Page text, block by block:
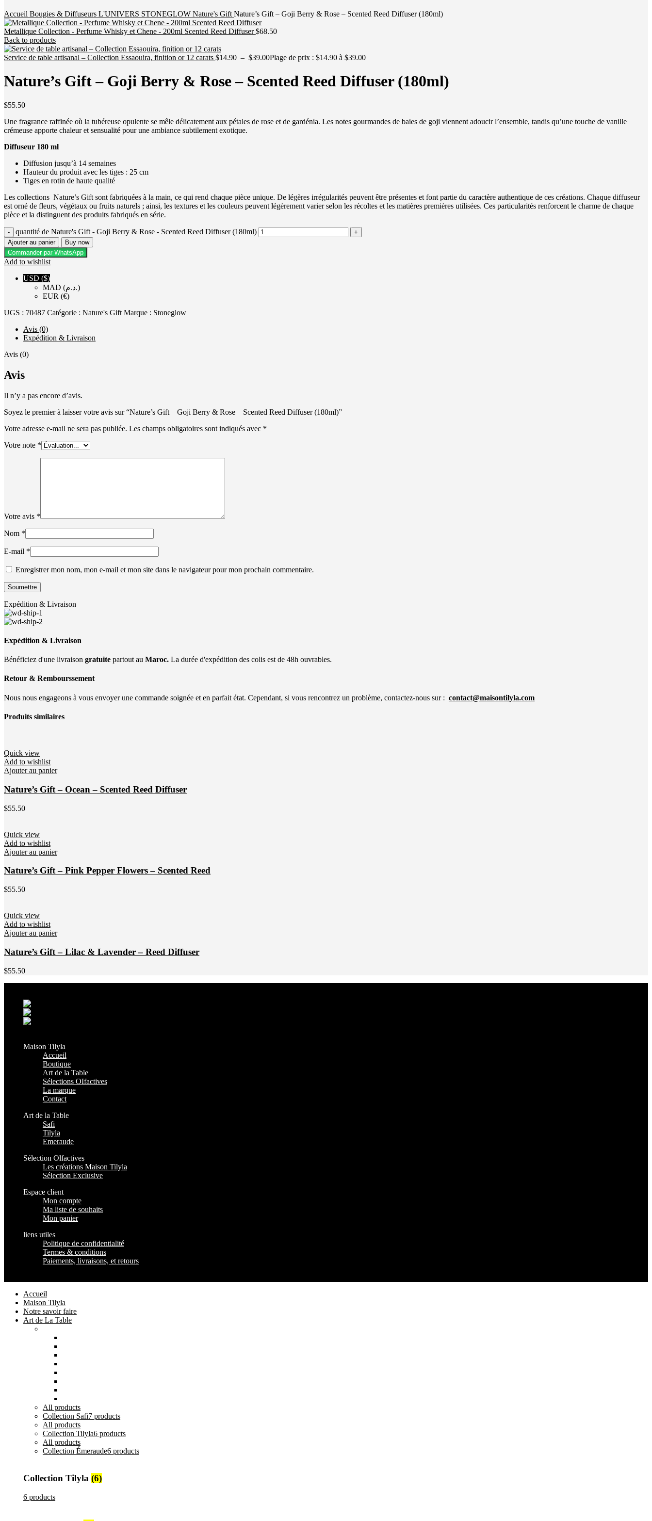
Accueil Bougies & Diffuseurs L'UNIVERS STONEGLOW Nature's Gift Nature’s Gift – Goji Berry & Rose – Scented Reed Diffuser (180ml)
Metallique Collection - Perfume Whisky et Chene - 200ml Scented Reed Diffuser$68.50
Back to products
Service de table artisanal – Collection Essaouira, finition or 12 carats $14.90 – $39.00Plage de prix : $14.90 à $39.00
Nature’s Gift – Goji Berry & Rose – Scented Reed Diffuser (180ml)
$55.50
Une fragrance raffinée où la tubéreuse opulente se mêle délicatement aux pétales de rose et de gardénia. Les notes gourmandes de baies de goji viennent adoucir l’ensemble, tandis qu’une touche de vanille
crémeuse apporte chaleur et sensualité pour une ambiance subtilement exotique.
Diffuseur 180 ml
Diffusion jusqu’à 14 semaines
Hauteur du produit avec les tiges : 25 cm
Tiges en rotin de haute qualité
Les collections Nature’s Gift sont fabriquées à la main, ce qui rend chaque pièce unique. De légères irrégularités peuvent être présentes et font partie du caractère authentique de ces créations. Chaque diffuseur
est orné de fleurs, végétaux ou fruits naturels ; ainsi, les textures et les couleurs peuvent légèrement varier selon les récoltes et les matières premières utilisées. Ces particularités renforcent le charme de chaque
pièce et la distinguent des produits fabriqués en série.
quantité de Nature's Gift - Goji Berry & Rose - Scented Reed Diffuser (180ml)
Ajouter au panier
Buy now
Commander par WhatsApp
Add to wishlist
USD ($)
MAD (د.م.)
EUR (€)
UGS : 70487 Catégorie : Nature's Gift Marque : Stoneglow
Avis (0)
Expédition & Livraison
Avis (0)
Avis
Il n’y a pas encore d’avis.
Soyez le premier à laisser votre avis sur “Nature’s Gift – Goji Berry & Rose – Scented Reed Diffuser (180ml)”
Votre adresse e-mail ne sera pas publiée. Les champs obligatoires sont indiqués avec *
Votre note *
Votre avis *
Nom *
E-mail *
Enregistrer mon nom, mon e-mail et mon site dans le navigateur pour mon prochain commentaire.
Expédition & Livraison
Expédition & Livraison
Bénéficiez d'une livraison gratuite partout au Maroc. La durée d'expédition des colis est de 48h ouvrables.
Retour & Rembourssement
Nous nous engageons à vous envoyer une commande soignée et en parfait état. Cependant, si vous rencontrez un problème, contactez-nous sur : contact@maisontilyla.com
Produits similaires
Quick view
Add to wishlist
Ajouter au panier
Nature’s Gift – Ocean – Scented Reed Diffuser
$55.50
Quick view
Add to wishlist
Ajouter au panier
Nature’s Gift – Pink Pepper Flowers – Scented Reed
$55.50
Quick view
Add to wishlist
Ajouter au panier
Nature’s Gift – Lilac & Lavender – Reed Diffuser
$55.50
Maison Tilyla
Accueil
Boutique
Art de la Table
Sélections OIfactives
La marque
Contact
Art de la Table
Safi
Tilyla
Emeraude
Sélection Olfactives
Les créations Maison Tilyla
Sélection Exclusive
Espace client
Mon compte
Ma liste de souhaits
Mon panier
liens utiles
Politique de confidentialité
Termes & conditions
Paiements, livraisons, et retours
Accueil
Maison Tilyla
Notre savoir faire
Art de La Table
All products
Collection Safi7 products
All products
Collection Tilyla6 products
All products
Collection Émeraude6 products
Collection Tilyla (6)
6 products